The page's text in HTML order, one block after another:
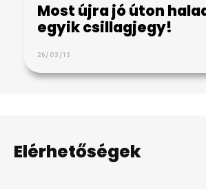
Most újra jó úton
egyik csillagjegy!
26/03/13
Elérhetőségek